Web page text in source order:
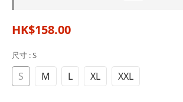
HK$158.00
尺寸 : S
S M L XL XXL